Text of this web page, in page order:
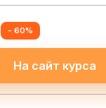
- 60%
На сайт курса